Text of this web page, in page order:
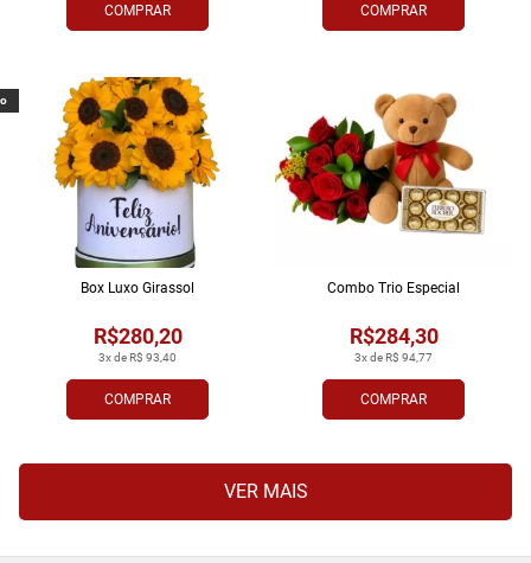
COMPRAR COMPRAR
COMPRAR
3x de R$ 93,40
R$280,20
Box Luxo Girassol
COMPRAR
3x de R$ 94,77
R$284,30
Combo Trio Especial
VER MAIS